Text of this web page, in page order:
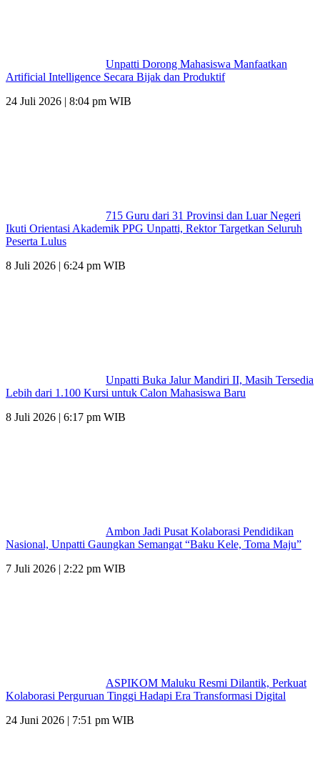
Unpatti Dorong Mahasiswa Manfaatkan
Artificial Intelligence Secara Bijak dan Produktif
24 Juli 2026 | 8:04 pm WIB
715 Guru dari 31 Provinsi dan Luar Negeri
Ikuti Orientasi Akademik PPG Unpatti, Rektor Targetkan Seluruh
Peserta Lulus
8 Juli 2026 | 6:24 pm WIB
Unpatti Buka Jalur Mandiri II, Masih Tersedia
Lebih dari 1.100 Kursi untuk Calon Mahasiswa Baru
8 Juli 2026 | 6:17 pm WIB
Ambon Jadi Pusat Kolaborasi Pendidikan
Nasional, Unpatti Gaungkan Semangat “Baku Kele, Toma Maju”
7 Juli 2026 | 2:22 pm WIB
ASPIKOM Maluku Resmi Dilantik, Perkuat
Kolaborasi Perguruan Tinggi Hadapi Era Transformasi Digital
24 Juni 2026 | 7:51 pm WIB